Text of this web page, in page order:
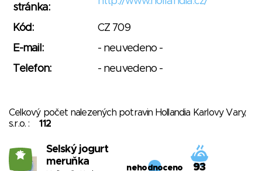
stránka:
Kód:
CZ 709
E-mail:
- neuvedeno -
Telefon:
- neuvedeno -
Celkový počet nalezených potravin Hollandia Karlovy Vary,
s.r.o. :112
16
Selský jogurt
meruňka
nehodnoceno 93